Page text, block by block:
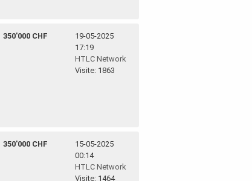
350'000 CHF
19-05-2025
17:19
HTLC Network
Visite: 1863
350'000 CHF
15-05-2025
00:14
HTLC Network
Visite: 1464